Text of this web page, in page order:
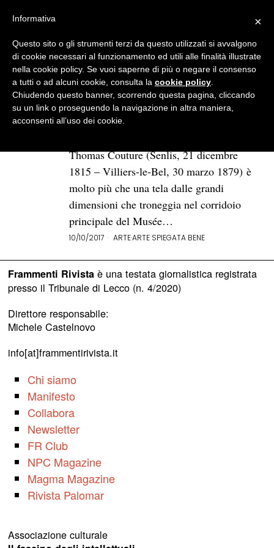
BROWSE TAG
thomas couture
«Les Romains de la
décadence»: la decadenza
della società francese
Thomas Couture (Senlis, 21 dicembre
1815 – Villiers-le-Bel, 30 marzo 1879) è
molto più che una tela dalle grandi
dimensioni che troneggia nel corridoio
principale del Musée…
10/10/2017 ARTE·ARTE SPIEGATA BENE
Frammenti Rivistaè una testata giornalistica registrata
presso il Tribunale di Lecco (n. 4/2020)
Direttore responsabile:
Michele Castelnovo
info[at]frammentirivista.it
Chi siamo
Manifesto
Collabora
Newsletter
FR Club
NPC Magazine
Magma Magazine
Rivista Palomar
Associazione culturale
×
Informativa
Questo sito o gli strumenti terzi da questo utilizzati si avvalgono
di cookie necessari al funzionamento ed utili alle finalità illustrate
nella cookie policy. Se vuoi saperne di più o negare il consenso
a tutti o ad alcuni cookie, consulta la cookie policy
Chiudendo questo banner, scorrendo questa pagina, cliccando
su un link o proseguendo la navigazione in altra maniera,
acconsenti all’uso dei cookie.